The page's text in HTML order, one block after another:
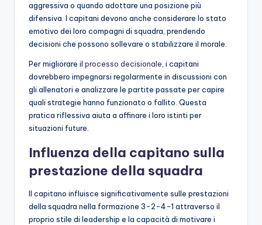
aggressiva o quando adottare una posizione più
difensiva. I capitani devono anche considerare lo stato
emotivo dei loro compagni di squadra, prendendo
decisioni che possono sollevare o stabilizzare il morale.
Per migliorare il processo decisionale, i capitani
dovrebbero impegnarsi regolarmente in discussioni con
gli allenatori e analizzare le partite passate per capire
quali strategie hanno funzionato o fallito. Questa
pratica riflessiva aiuta a affinare i loro istinti per
situazioni future.
Influenza della capitano sulla
prestazione della squadra
Il capitano influisce significativamente sulle prestazioni
della squadra nella formazione 3-2-4-1 attraverso il
proprio stile di leadership e la capacità di motivare i